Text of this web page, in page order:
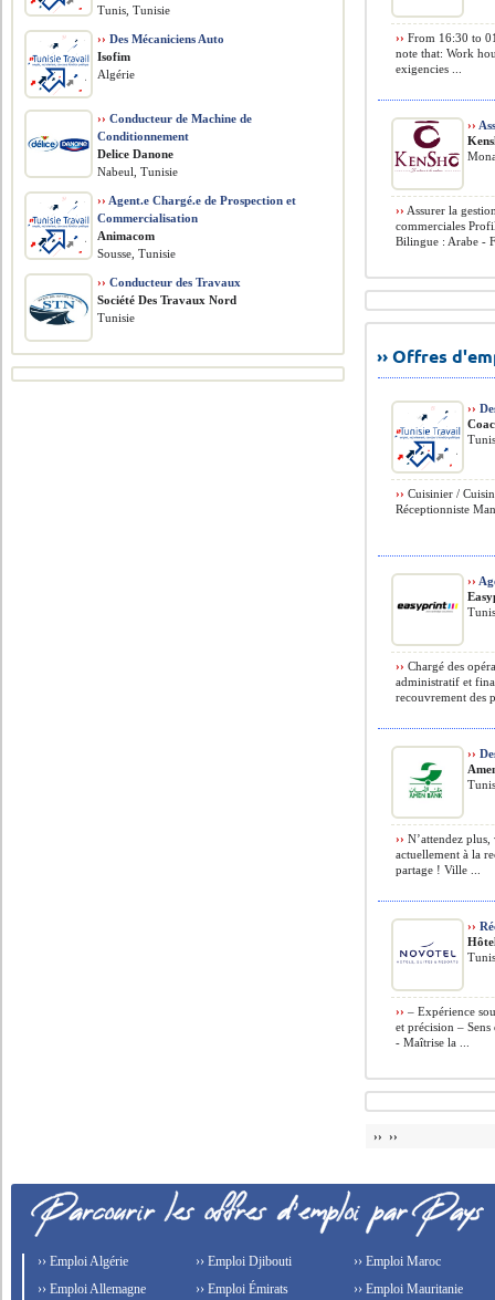
›› From 16:30 to
note that: Work
exigencies ...
››
›› Assurer la
commerciales
Bilingue : Arabe -
›› Offres
››
›› Cuisinier /
Réceptionniste
››
›› Chargé des
administratif et
recouvrement des
››
›› N’attendez
actuellement à la
partage ! Ville ...
››
›› – Expérience
et précision – Sens
- Maîtrise la ...
›› ››
Tunis, Tunisie
›› Des Mécaniciens Auto
Isofim
Algérie
›› Conducteur de Machine de
Conditionnement
Delice Danone
Nabeul, Tunisie
›› Agent.e Chargé.e de Prospection et
Commercialisation
Animacom
Sousse, Tunisie
›› Conducteur des Travaux
Société Des Travaux Nord
Tunisie
›› Emploi Algérie
›› Emploi Allemagne
›› Emploi Djibouti
›› Emploi Émirats
›› Emploi Maroc
›› Emploi Mauritanie